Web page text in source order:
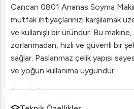
Cancan 0801 Ananas Soyma
mutfak ihtiyaçlarınızı karşılamak
ve kullanışlı bir üründür. Bu
zorlanmadan, hızlı ve güvenli bir
sağlar. Paslanmaz çelik yapısı
ve yoğun kullanıma uygundur.
Avantajlar
Zahmetsiz Soyma: